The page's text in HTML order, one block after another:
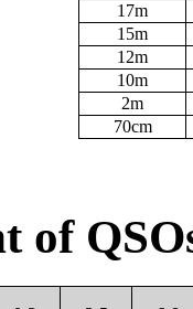
17m
15m
12m
10m
2m
70cm
of